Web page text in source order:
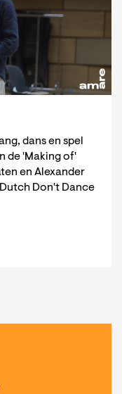
dans en spel
de 'Making of'
en Alexander
Don't Dance